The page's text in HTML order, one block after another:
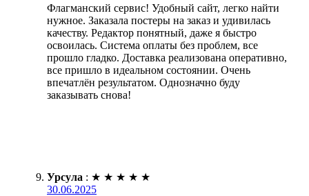
Флагманский сервис! Удобный сайт, легко найти
нужное. Заказала постеры на заказ и удивилась
качеству. Редактор понятный, даже я быстро
освоилась. Система оплаты без проблем, все
прошло гладко. Доставка реализована оперативно,
все пришло в идеальном состоянии. Очень
впечатлён результатом. Однозначно буду
заказывать снова!
Урсула : ★ ★ ★ ★ ★
30.06.2025